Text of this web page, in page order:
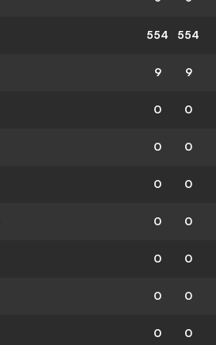
554 554
9 9
0 0
0 0
0 0
0 0
0 0
0 0
0 0